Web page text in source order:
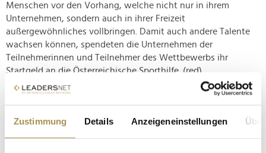
Zustimmung Details Anzeigeneinstellungen
Menschen vor den Vorhang, welche nicht nur in ihrem
Unternehmen, sondern auch in ihrer Freizeit
außergewöhnliches vollbringen. Damit auch andere Talente
wachsen können, spendeten die Unternehmen der
Teilnehmerinnen und Teilnehmer des Wettbewerbs ihr
Startgeld an die Österreichische Sporthilfe. (red)
Die Bilder vom Event finden Sie
www.greatplacetowork.at